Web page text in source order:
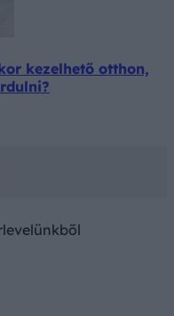
kezelhető otthon,